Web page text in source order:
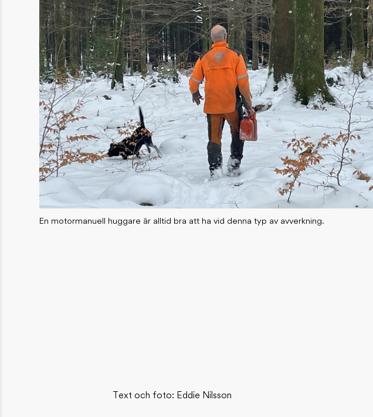
En motormanuell huggare är alltid bra att ha vid denna typ av avverkning.
Text och foto: Eddie Nilsson